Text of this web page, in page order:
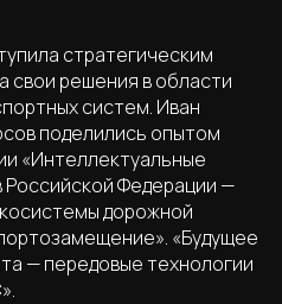
стратегическим
свои решения в области
систем. Иван
поделились опытом
«Интеллектуальные
Федерации —
дорожной
«Будущее
— передовые технологии